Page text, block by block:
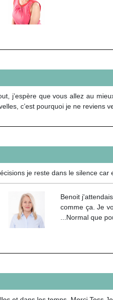
j’espère que vous allez au
c’est pourquoi je ne reviens
je reste dans le silence
Benoit
comme ça. Je
...Normal que